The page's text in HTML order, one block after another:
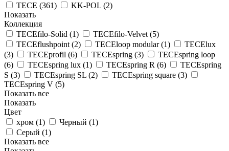
TECE (361) KK-POL (2)
Показать
Коллекция
TECEfilo-Solid (1) TECEfilo-Velvet (5)
TECEflushpoint (2) TECEloop modular (1)
TECElux
(3) TECEprofil (6) TECEspring (3)
TECEspring loop
(6) TECEspring lux (1) TECEspring R (6)
TECEspring
S (3) TECEspring SL (2) TECEspring square (3)
TECEspring V (5)
Показать все
Показать
Цвет
хром (1) Черный (1)
Серый (1)
Показать все